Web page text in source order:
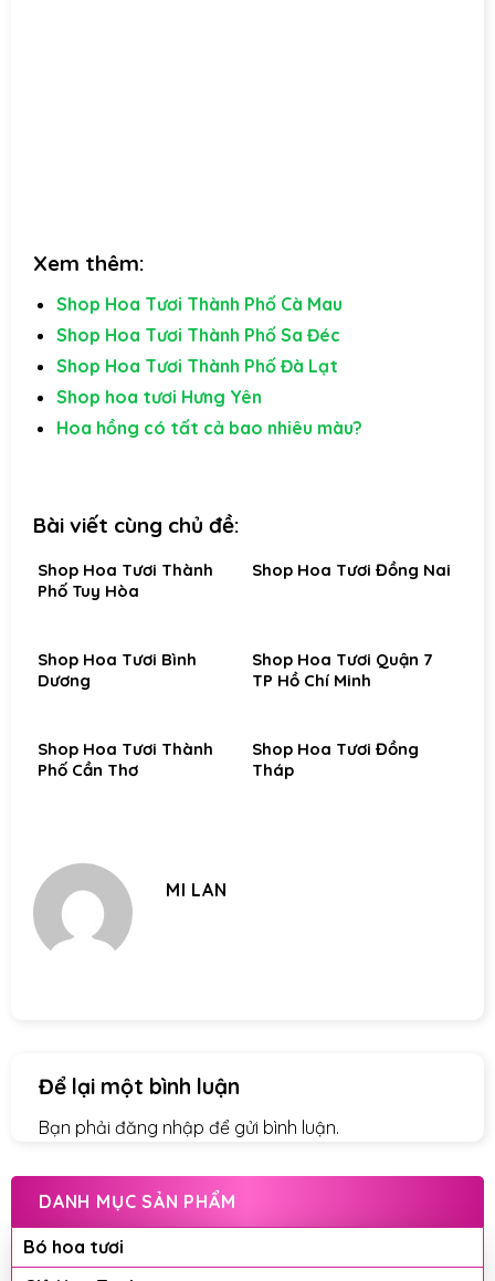
Xem thêm:
Shop Hoa Tươi Thành Phố Cà Mau
Shop Hoa Tươi Thành Phố Sa Đéc
Shop Hoa Tươi Thành Phố Đà Lạt
Shop hoa tươi Hưng Yên
Hoa hồng có tất cả bao nhiêu màu?
Bài viết cùng chủ đề:
Shop Hoa Tươi Thành
Phố Tuy Hòa
Shop Hoa Tươi Đồng Nai
Shop Hoa Tươi Bình
Dương
Shop Hoa Tươi Quận 7
TP Hồ Chí Minh
Shop Hoa Tươi Thành
Phố Cần Thơ
Shop Hoa Tươi Đồng
Tháp
MI LAN
Để lại một bình luận
Bạn phải đăng nhập để gửi bình luận.
DANH MỤC SẢN PHẨM
Bó hoa tươi